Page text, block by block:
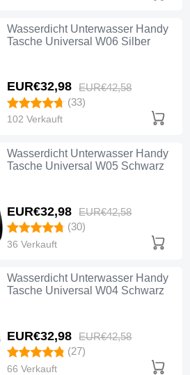
Wasserdicht Unterwasser Handy
Tasche Universal W06 Silber
EUR€32,98 EUR€42,58
(33)
102 Verkauft
Wasserdicht Unterwasser Handy
Tasche Universal W05 Schwarz
EUR€32,98 EUR€42,58
(30)
36 Verkauft
Wasserdicht Unterwasser Handy
Tasche Universal W04 Schwarz
EUR€32,98 EUR€42,58
(27)
66 Verkauft